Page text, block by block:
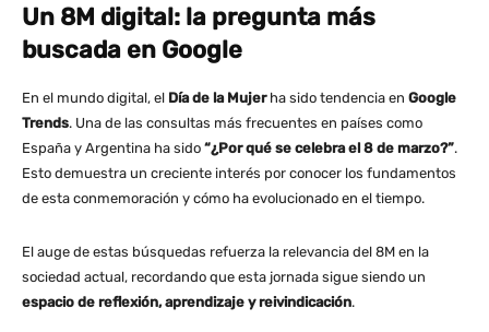
Un 8M digital: la pregunta más
buscada en Google
En el mundo digital, el Día de la Mujerha sido tendencia en Google
Trends. Una de las consultas más frecuentes en países como
España y Argentina ha sido “¿Por qué se celebra el 8 de marzo?”.
Esto demuestra un creciente interés por conocer los fundamentos
de esta conmemoración y cómo ha evolucionado en el tiempo.
El auge de estas búsquedas refuerza la relevancia del 8M en la
sociedad actual, recordando que esta jornada sigue siendo un
espacio de reflexión, aprendizaje y reivindicación.